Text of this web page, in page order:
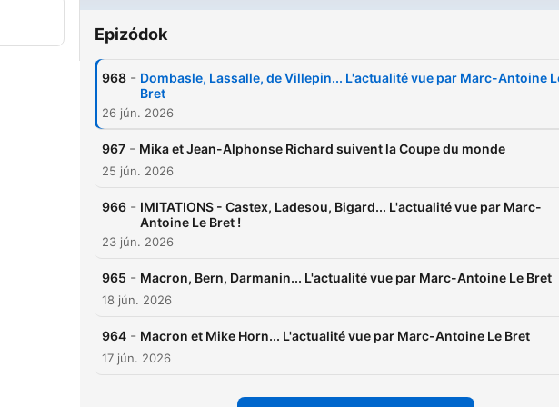
Epizódok
968 - Dombasle, Lassalle, de Villepin... L'actualité vue par Marc-Antoine
Bret
26 jún. 2026
967 - Mika et Jean-Alphonse Richard suivent la Coupe du monde
25 jún. 2026
966 - IMITATIONS - Castex, Ladesou, Bigard... L'actualité vue par Marc-
Antoine Le Bret !
23 jún. 2026
965 - Macron, Bern, Darmanin... L'actualité vue par Marc-Antoine Le Bret
18 jún. 2026
964 - Macron et Mike Horn... L'actualité vue par Marc-Antoine Le Bret
17 jún. 2026